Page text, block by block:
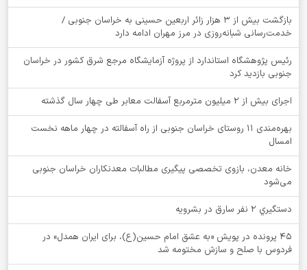
بازگشت بیش از ۳ هزار زائر اربعین حسینی به خراسان جنوبی /
خدمت‌رسانی شبانه‌روزی در مرز مهران ادامه دارد
رئیس پژوهشگاه استاندارد از پروژه آزمایشگاه مرجع شرق کشور در خراسان
جنوبی بازدید کرد
اجرای بیش از ۲ میلیون مترمربع آسفالت معابر طی چهار سال گذشته
بهره‌مندی ۱۱ روستای خراسان جنوبی از راه آسفالته در چهار ماهه نخست
امسال
خانه معدن، بازوی تخصصی پیگیری مطالبات معدنکاران خراسان جنوبی
می‌شود
دستگيري 2 نفر سارق در بشرويه
۴۵ پرونده در پویش «به عشق امام حسین(ع)، برای ایران همدل» در
فردوس با صلح و سازش مختومه شد